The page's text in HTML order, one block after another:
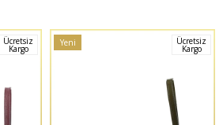
Ücretsiz
Kargo
Yeni
Ücretsiz
Kargo